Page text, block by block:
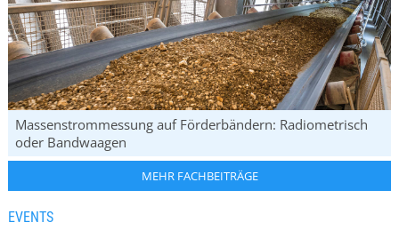
Massenstrommessung auf Förderbändern: Radiometrisch
oder Bandwaagen
MEHR FACHBEITRÄGE
EVENTS